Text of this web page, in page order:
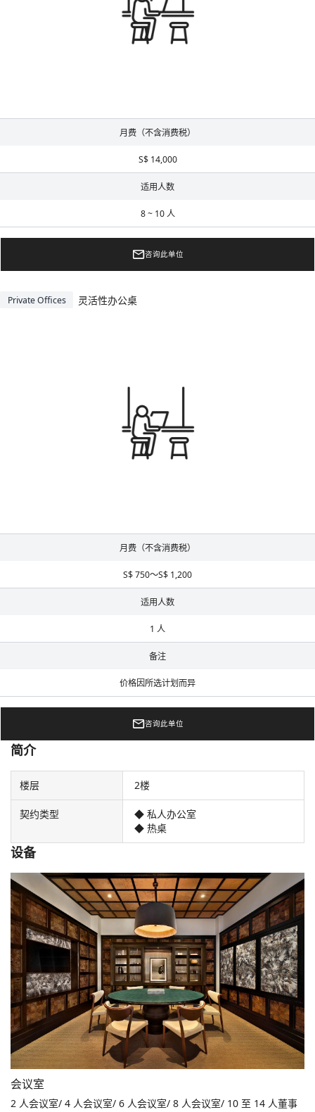
月费（不含消费税）
S$ 14,000
适用人数
8 ~ 10 人
咨询此单位
Private Offices 灵活性办公桌
月费（不含消费税）
S$ 750～S$ 1,200
适用人数
1 人
备注
价格因所选计划而异
咨询此单位
简介
楼层 2楼
契约类型
◆ 私人办公室
◆ 热桌
设备
会议室
2 人会议室/ 4 人会议室/ 6 人会议室/ 8 人会议室/ 10 至 14 人董事